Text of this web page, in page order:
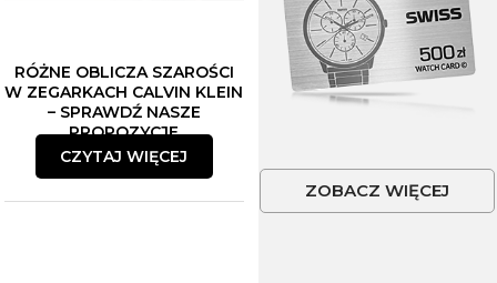
RÓŻNE OBLICZA SZAROŚCI
W ZEGARKACH CALVIN KLEIN
– SPRAWDŹ NASZE
PROPOZYCJE
CZYTAJ WIĘCEJ
ZOBACZ WIĘCEJ